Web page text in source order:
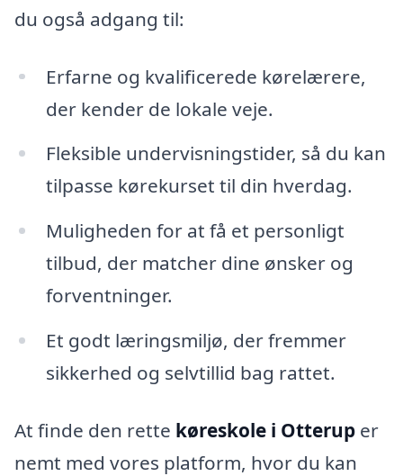
du også adgang til:
Erfarne og kvalificerede kørelærere,
der kender de lokale veje.
Fleksible undervisningstider, så du kan
tilpasse kørekurset til din hverdag.
Muligheden for at få et personligt
tilbud, der matcher dine ønsker og
forventninger.
Et godt læringsmiljø, der fremmer
sikkerhed og selvtillid bag rattet.
At finde den rette køreskole i Otterup er
nemt med vores platform, hvor du kan